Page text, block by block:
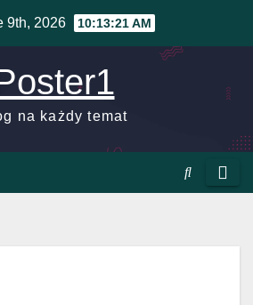
9th, 2026 10:13:22 AM
na każdy temat